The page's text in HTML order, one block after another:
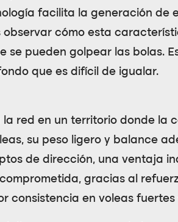
facilita la generación de
cómo esta
se pueden golpear las bolas.
que es difícil de igualar.
red en un territorio donde la
su peso ligero y balance
de dirección, una ventaja
gracias al
consistencia en voleas